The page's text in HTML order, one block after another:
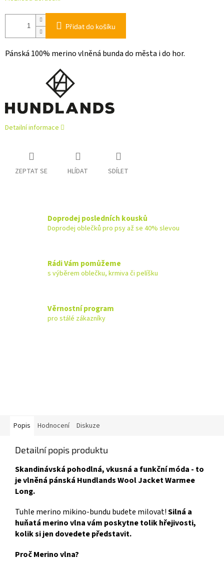
Přidat do košíku
Pánská 100% merino vlněná bunda do města i do hor.
Detailní informace
ZEPTAT SE HLÍDAT SDÍLET
Doprodej posledních kousků
Doprodej oblečků pro psy až se 40% slevou
Rádi Vám pomůžeme
s výběrem oblečku, krmiva či pelíšku
Věrnostní program
pro stálé zákazníky
Popis Hodnocení Diskuze
Detailní popis produktu
Skandinávská pohodlná, vkusná a funkční móda - to
je vlněná pánská Hundlands Wool Jacket Warmee
Long.
Tuhle merino mikino-bundu budete milovat!Silná a
huňatá merino vlna vám poskytne tolik hřejivosti,
kolik si jen dovedete představit.
Proč Merino vlna?